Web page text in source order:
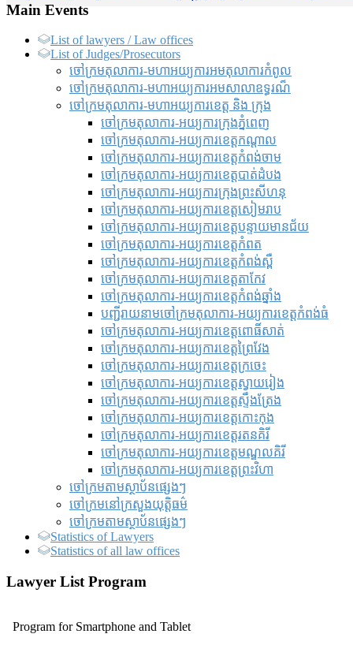
Main Events
List of lawyers / Law offices
List of Judges/Prosecutors
ចៅក្រមតុលាការ-មហាអយ្យការអមតុលាការកំពូល
ចៅក្រមតុលាការ-មហាអយ្យការអមសាលាឧទ្ធរណ៏
ចៅក្រមតុលាការ-មហាអយ្យការខេត្ត និង ក្រុង
ចៅក្រមតុលាការ-អយ្យការក្រុងភ្នំពេញ
ចៅក្រមតុលាការ-អយ្យការខេត្តកណ្តាល
ចៅក្រមតុលាការ-អយ្យការខេត្តកំពង់ចាម
ចៅក្រមតុលាការ-អយ្យការខេត្តបាត់ដំបង
ចៅក្រមតុលាការ-អយ្យការ​ក្រុងព្រះសីហនុ
ចៅក្រមតុលាការ-អយ្យការខេត្តសៀមរាប
ចៅក្រមតុលាការ-អយ្យការខេត្តបន្ទាយមានជ័យ
ចៅក្រមតុលាការ-អយ្យការខេត្តកំពត
ចៅក្រមតុលាការ-អយ្យការខេត្តកំពង់ស្ពឺ
ចៅក្រមតុលាការ-អយ្យការខេត្តតាកែវ
ចៅក្រមតុលាការ-អយ្យការខេត្តកំពង់ឆ្នាំង
បញ្ជីរាយនាមចៅក្រមតុលាការ-អយ្យការខេត្តកំពង់ធំ
ចៅក្រមតុលាការ-អយ្យការខេត្តពោធិ៍សាត់
ចៅក្រមតុលាការ-អយ្យការខេត្តព្រៃវែង
ចៅក្រមតុលាការ-អយ្យការខេត្តក្រចេះ
ចៅក្រមតុលាការ-អយ្យការខេត្តស្វាយរៀង
ចៅក្រមតុលាការ-អយ្យការខេត្តស្ទឹងត្រែង
ចៅក្រមតុលាការ-អយ្យការខេត្តកោះកុង
ចៅក្រមតុលាការ-អយ្យការខេត្តរតនគិរី
ចៅក្រមតុលាការ-អយ្យការខេត្តមណ្ឌលគិរី
ចៅក្រមតុលាការ-អយ្យការខេត្តព្រះវិហា
ចៅក្រមតាមស្ថាប័នផ្សេងៗ
ចៅក្រមនៅក្រសួងយុត្តិធម៌
ចៅក្រមតាមស្ថាប័នផ្សេងៗ
Statistics of Lawyers
Statistics of all law offices
Lawyer List Program
Program for Smartphone and Tablet